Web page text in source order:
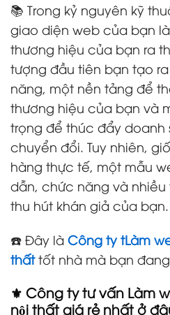
📚 Trong kỷ nguyên kỹ
giao diện web của bạn
thương hiệu của bạn ra
tượng đầu tiên bạn tạo
năng, một nền tảng để
thương hiệu của bạn và
trọng để thúc đẩy doanh
chuyển đổi. Tuy nhiên,
hàng thực tế, một mẫu
dẫn, chức năng và
thu hút khán giả của bạn.
☎️ Đây là Công ty tLàm
thấttốt nhà mà bạn
⚜️ Công ty tư vấn Làm
nội thất giá rẻ nhất ở